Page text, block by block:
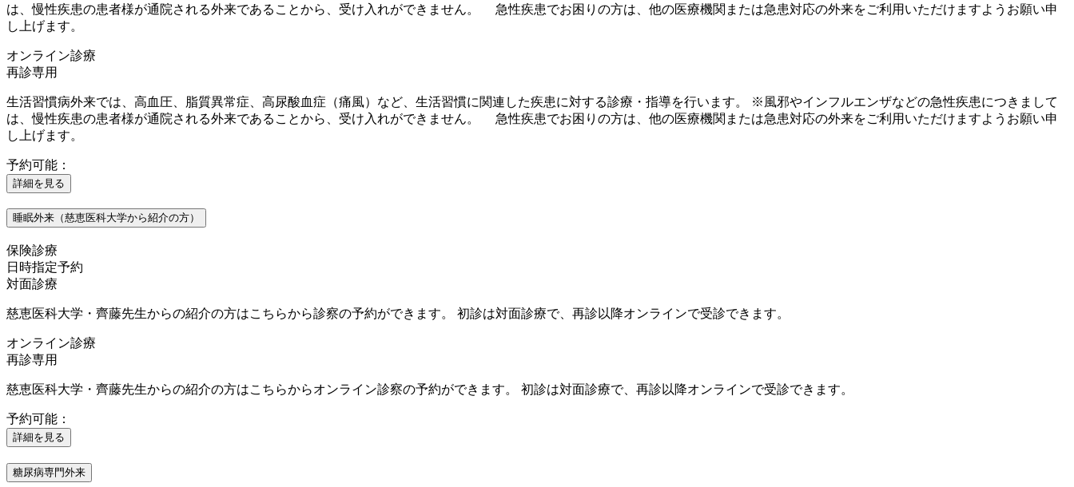
は、慢性疾患の患者様が通院される外来であることから、受け入れができません。 急性疾患でお困りの方は、他の医療機関または急患対応の外来をご利用いただけますようお願い申
し上げます。
オンライン診療
再診専用
生活習慣病外来では、高血圧、脂質異常症、高尿酸血症（痛風）など、生活習慣に関連した疾患に対する診療・指導を行います。 ※風邪やインフルエンザなどの急性疾患につきまして
は、慢性疾患の患者様が通院される外来であることから、受け入れができません。 急性疾患でお困りの方は、他の医療機関または急患対応の外来をご利用いただけますようお願い申
し上げます。
予約可能：
詳細を見る
睡眠外来（慈恵医科大学から紹介の方）
保険診療
日時指定予約
対面診療
慈恵医科大学・齊藤先生からの紹介の方はこちらから診察の予約ができます。 初診は対面診療で、再診以降オンラインで受診できます。
オンライン診療
再診専用
慈恵医科大学・齊藤先生からの紹介の方はこちらからオンライン診察の予約ができます。 初診は対面診療で、再診以降オンラインで受診できます。
予約可能：
詳細を見る
糖尿病専門外来